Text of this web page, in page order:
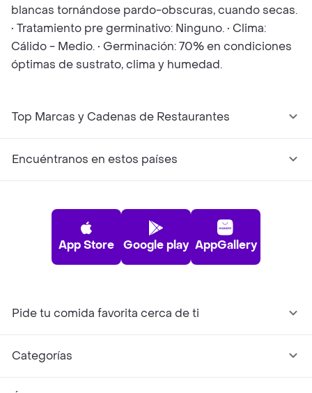
blancas tornándose pardo-obscuras, cuando secas.
• Tratamiento pre germinativo: Ninguno. • Clima:
Cálido - Medio. • Germinación: 70% en condiciones
óptimas de sustrato, clima y humedad.
Top Marcas y Cadenas de Restaurantes
Encuéntranos en estos países
App Store Google play AppGallery
Pide tu comida favorita cerca de ti
Categorías